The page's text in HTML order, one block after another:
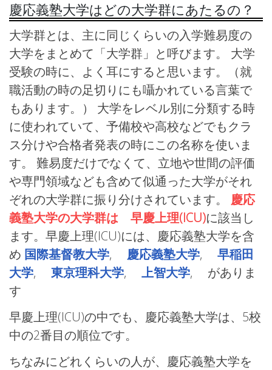
慶応義塾大学はどの大学群にあたるの？
大学群とは、主に同じくらいの入学難易度の
大学をまとめて「大学群」と呼びます。 大学
受験の時に、よく耳にすると思います。（就
職活動の時の足切りにも囁かれている言葉で
もあります。） 大学をレベル別に分類する時
に使われていて、予備校や高校などでもクラ
ス分けや合格者発表の時にこの名称を使いま
す。 難易度だけでなくて、立地や世間の評価
や専門領域なども含めて似通った大学がそれ
ぞれの大学群に振り分けされています。 慶応
義塾大学の大学群は 早慶上理(ICU)に該当し
ます。早慶上理(ICU)には、慶応義塾大学を含
め 国際基督教大学, 慶応義塾大学, 早稲田
大学, 東京理科大学, 上智大学, がありま
す
早慶上理(ICU)の中でも、慶応義塾大学は、5校
中の2番目の順位です。
ちなみにどれくらいの人が、慶応義塾大学を